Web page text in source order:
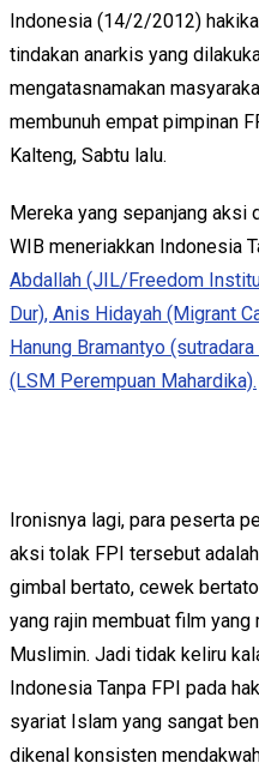
Indonesia (14/2/2012)
tindakan anarkis yang
mengatasnamakan
membunuh empat pimpinan
Kalteng, Sabtu lalu.
Mereka yang sepanjang aksi
WIB meneriakkan Indonesia
Abdallah (JIL/Freedom
Dur), Anis Hidayah (Migrant
Hanung Bramantyo
(LSM Perempuan Mahardika).
Ironisnya lagi, para peserta
aksi tolak FPI tersebut
gimbal bertato, cewek
yang rajin membuat film
Muslimin. Jadi tidak keliru
Indonesia Tanpa FPI pada
syariat Islam yang sangat
dikenal konsisten